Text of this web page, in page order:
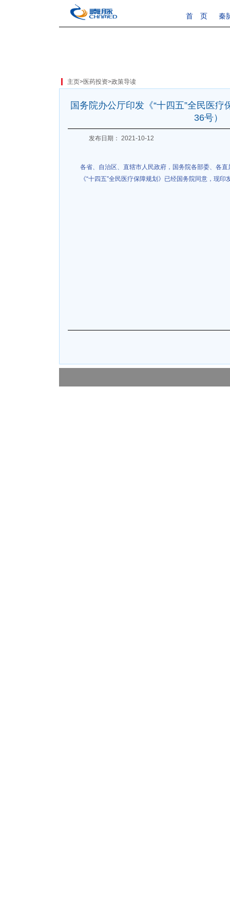
首 页 秦
主页>医药投资>政策导读
国务院办公厅印发《“十四五”全民医
36号）
发布日期： 2021-10-12
各省、自治区、直辖市人民政府，国务院各部委、各直
《“十四五”全民医疗保障规划》已经国务院同意，现